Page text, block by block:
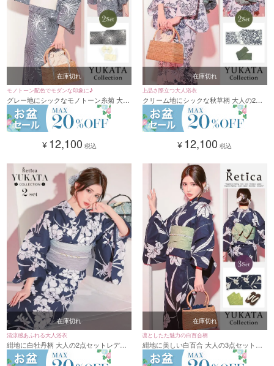
在庫切れ
モノトーン配色でモダンな印象に♪
グレー地にシックなモノトーン糸菊 大人
の2点セットレディース浴衣(浴衣+作り
帯)
¥ 12,100 税込
在庫切れ
上品さ際立つ大人浴衣
クリーム地にシックな秋草柄 大人の2点
セットレディース浴衣(浴衣+兵児帯)
¥ 12,100 税込
在庫切れ
清涼感あふれる大人浴衣
紺地に白牡丹柄 大人の2点セットレディ
ース浴衣(浴衣+兵児帯)
在庫切れ
凛としたた魅力の白百合柄
紺地に美しい白百合 大人の3点セットレ
ディース浴衣(浴衣+平帯or作り帯+下駄)